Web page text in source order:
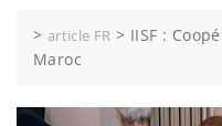
> article FR > IISF :
Maroc